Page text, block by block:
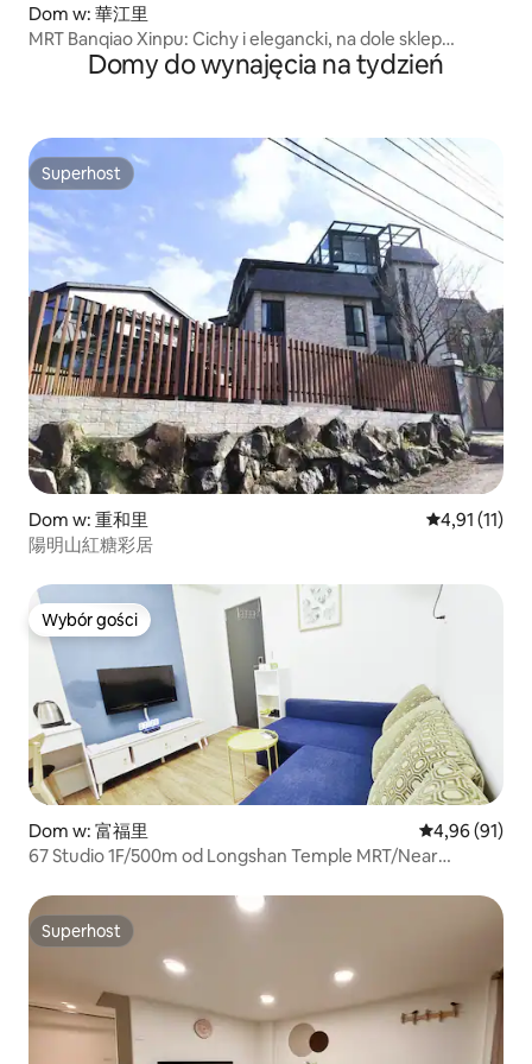
Dom w: 華江里
MRT Banqiao Xinpu: Cichy i elegancki, na dole sklep
spożywczy i ulica z jedzeniem, bardzo wygodny
Domy do wynajęcia na tydzień
Superhost
Superhost
Dom w: 重和里 Średnia
4,91 (11)
陽明山紅糖彩居
Wybór gości
Wybór gości
Dom w: 富福里 Średnia
4,96 (91)
67 Studio 1F/500m od Longshan Temple MRT/Near
Storage/1st Floor Free Ladder
Superhost
Superhost